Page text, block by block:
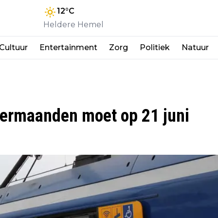
12°C
Heldere Hemel
Entertainment Zorg Politiek Natuur
moet op 21 juni